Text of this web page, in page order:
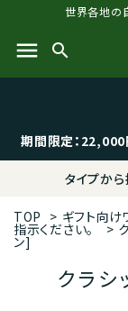
世界各地の
menu search
期間限定：22,000
タイプか
TOP > ギフト向け
指示ください。 >
ン]
クラシ